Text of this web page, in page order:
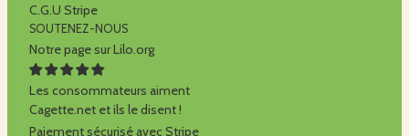
C.G.U Stripe
SOUTENEZ-NOUS
Notre page sur Lilo.org
Les consommateurs aiment
Cagette.net et ils le disent !
Paiement sécurisé avec Stripe